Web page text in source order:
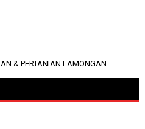
& PERTANIAN LAMONGAN